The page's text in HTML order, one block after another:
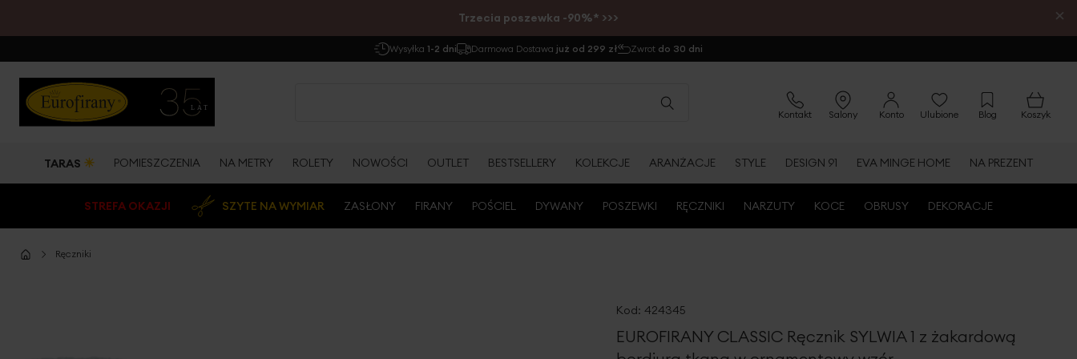
Trzecia poszewka -90%* >>> ×
Wysyłka 1-2 dni Darmowa Dostawa już od 299 zł Zwrot do 30 dni
Kontakt Salony Konto Ulubione Blog Koszyk
TARAS ☀ POMIESZCZENIA NA METRY ROLETY NOWOŚCI OUTLET BESTSELLERY KOLEKCJE ARANŻACJE STYLE DESIGN 91 EVA MINGE HOME NA PREZENT
STREFA OKAZJI SZYTE NA WYMIAR ZASŁONY FIRANY POŚCIEL DYWANY POSZEWKI RĘCZNIKI NARZUTY KOCE OBRUSY DEKORACJE
Ręczniki
Kod: 424345
EUROFIRANY CLASSIC Ręcznik SYLWIA 1 z żakardową